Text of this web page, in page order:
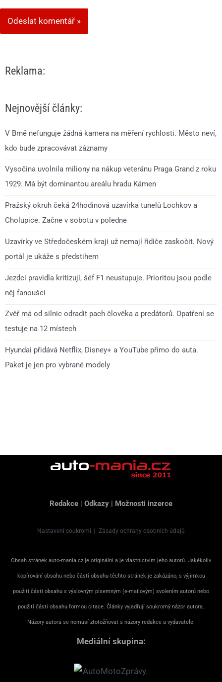
Reklama:
Nejnovější články:
V Brně nefunguje žádná kamera na měření rychlosti. Město neví,
kdo bude zpracovávat záznamy
Vysočina uvolnila miliony na nákup veteránu Praga Grand z roku
1929. Má být dominantou areálu hradu Kámen
Pražský okruh čeká 24hodinová uzavírka tunelů Lochkov a
Cholupice. Začne v sobotu v poledne
Uzavírky ve Středočeském kraji už nemají řidiče zaskočit. Nový
portál je ukáže s předstihem
Jezdci pravidla kritizují, šéf F1 neustupuje. Prioritou jsou podle
něj fanoušci
Zvěř má od silnic odradit pach člověka a predátorů. Opatření se
testuje na 12 místech
Hyundai přidává Netflix, Disney+ a YouTube přímo do auta.
Paket je jen pro vybrané modely
Redakce | Odkazy | Možnosti inzerce
Nastavení soukromí Zásady ochrany osobních údajů
Obsah stránek auto-mania.cz je originální a je vlastnictvím jeho autorů. Jakékoliv
kopírování obsahu nebo částí obsahu těchto stránek je zakázáno, s výjimkou
použití části obsahu s výslovným písemným (e-mailovým) svolením autorů nebo
použití části obsahu formou citace. Články vyjadřují soukromý názor autora.
Názory autora se nemusí ztotožňovat s názory redakce a vydavatele.
Mediální skupina: